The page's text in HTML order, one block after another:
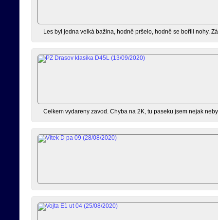
Les byl jedna velká bažina, hodně pršelo, hodně se bořili nohy.
Celkem vydareny zavod. Chyba na 2K, tu paseku jsem nejak